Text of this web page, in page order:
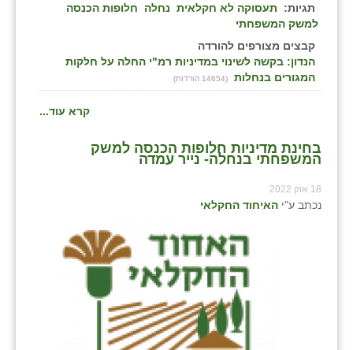
תגיות: תעסוקה לא חקלאית נחלה
חלופות הכנסה
למשק המשפחתי
קבצים מצורפים להורדה
הנדון: בקשה לשינוי במדיניות רמ"י החלה על חלקות
המגורים בנחלות
(14654 הורדות)
קרא עוד...
בחינת מדיניות חלופות הכנסה למשק
המשפחתי בנחלה- נייר עמדה
18 אוק 2022
נכתב ע"י האיחוד החקלאי